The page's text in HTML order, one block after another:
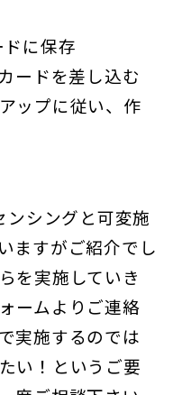
に保存
ードを差し込む
ップに従い、作
シングと可変施
ますがご紹介でし
を実施していき
ームよりご連絡
実施するのでは
い！というご要